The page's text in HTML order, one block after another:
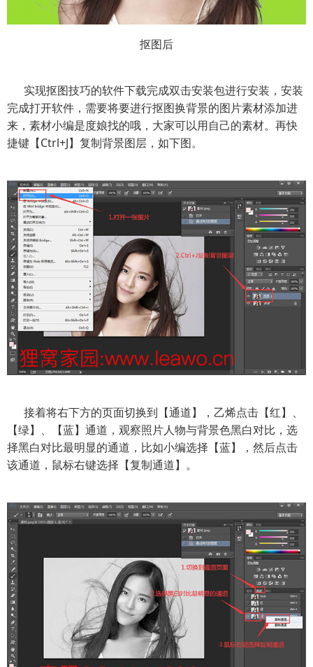
抠图后
实现抠图技巧的软件下载完成双击安装包进行安装，安装
完成打开软件，需要将要进行抠图换背景的图片素材添加进
来，素材小编是度娘找的哦，大家可以用自己的素材。再快
捷键【Ctrl+J】复制背景图层，如下图。
接着将右下方的页面切换到【通道】，乙烯点击【红】、
【绿】、【蓝】通道，观察照片人物与背景色黑白对比，选
择黑白对比最明显的通道，比如小编选择【蓝】，然后点击
该通道，鼠标右键选择【复制通道】。